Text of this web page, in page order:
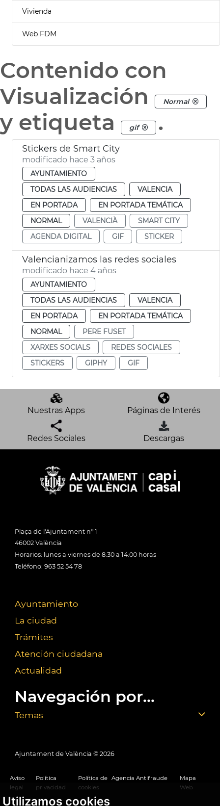
Utilizamos cookies
Vivienda
Web FDM
Contenido con
Visualización
Normal
y etiqueta gif .
Stickers de Smart City
modificado hace 3 años
AYUNTAMIENTO
TODAS LAS AUDIENCIAS
VALENCIA
EN PORTADA
EN PORTADA TEMÁTICA
NORMAL
VALENCIÀ
SMART CITY
AGENDA DIGITAL
GIF STICKER
Valencianizamos las redes sociales
modificado hace 4 años
AYUNTAMIENTO
TODAS LAS AUDIENCIAS
VALENCIA
EN PORTADA
EN PORTADA TEMÁTICA
NORMAL
PERE FUSET
XARXES SOCIALS
REDES SOCIALES
STICKERS
GIPHY GIF
Nuestras Apps Páginas de Interés
Redes Sociales Descargas
Plaça de l'Ajuntament nº 1
46002 València
Horarios: lunes a viernes de 8:30 a 14:00 horas
Teléfono: 963 52 54 78
Ayuntamiento
La ciudad
Trámites
Atención ciudadana
Actualidad
Navegación por...
Temas
Ajuntament de València © 2026
Aviso
legal
Política
privacidad
Política de
cookies
Agencia Antifraude
Mapa
Web